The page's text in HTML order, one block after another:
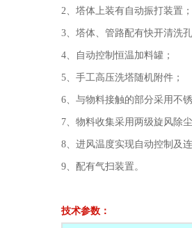
2、塔体上装有自动振打装置；
3、塔体、管路配有快开清
4、自动控制恒温加料罐；
5、手工高压洗塔随机附件；
6、与物料接触的部分采用不
7、物料收集采用两级旋风除
8、进风温度实现自动控制及
9、配有气扫装置。
技术参数：